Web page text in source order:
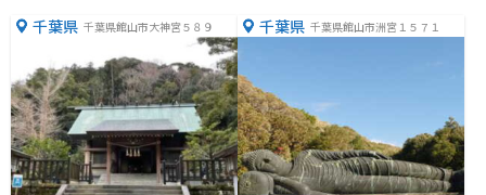
千葉県 千葉県館山市大神宮５８９ 千葉県 千葉県館山市洲宮１５７１